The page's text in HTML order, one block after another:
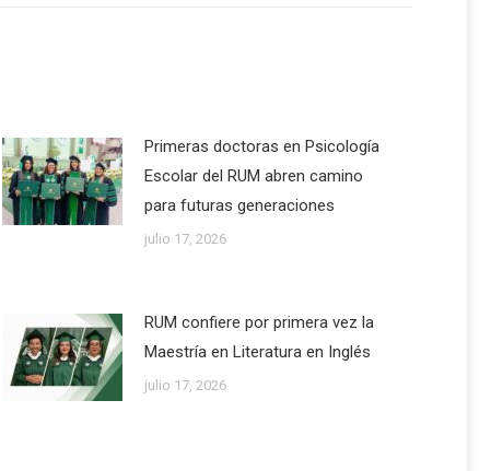
Primeras doctoras en Psicología
Escolar del RUM abren camino
para futuras generaciones
julio 17, 2026
RUM confiere por primera vez la
Maestría en Literatura en Inglés
julio 17, 2026